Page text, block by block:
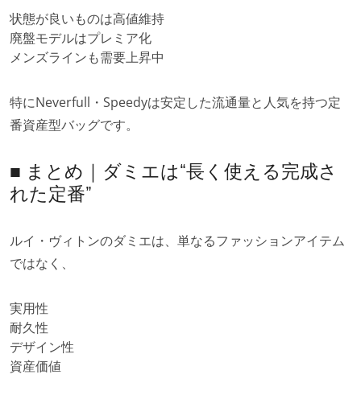
状態が良いものは高値維持
廃盤モデルはプレミア化
メンズラインも需要上昇中
特にNeverfull・Speedyは安定した流通量と人気を持つ定
番資産型バッグです。
■ まとめ｜ダミエは“長く使える完成さ
れた定番”
ルイ・ヴィトンのダミエは、単なるファッションアイテム
ではなく、
実用性
耐久性
デザイン性
資産価値